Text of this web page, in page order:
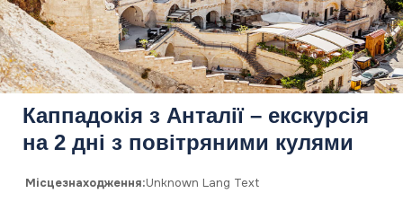
Каппадокія з Анталії – екскурсія
на 2 дні з повітряними кулями
Місцезнаходження:Unknown Lang Text